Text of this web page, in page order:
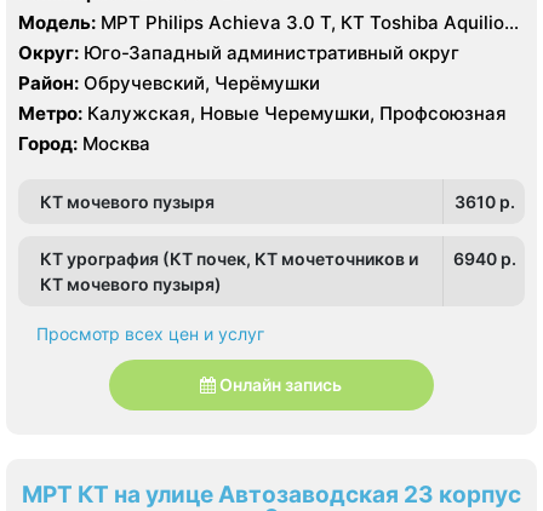
Модель: МРТ Philips Achieva 3.0 T, КТ Toshiba Aquilion
Prime 160 срезов УЗИ GE Logiq-9, Philips iU22, Philips
HDI 5000
Округ: Юго-Западный административный округ
Район: Обручевский, Черёмушки
Метро: Калужская, Новые Черемушки, Профсоюзная
Город: Москва
КТ мочевого пузыря 3610 p.
КТ урография (КТ почек, КТ мочеточников и
КТ мочевого пузыря)
6940 p.
Просмотр всех цен и услуг
Онлайн запись
МРТ КТ на улице Автозаводская 23 корпус